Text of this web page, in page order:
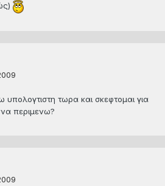
τωρα και σκεφτομαι για
περιμενω?